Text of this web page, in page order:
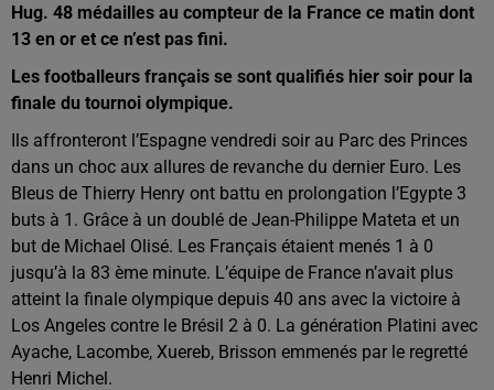
Hug. 48 médailles au compteur de la France ce matin dont
13 en or et ce n’est pas fini.
Les footballeurs français se sont qualifiés hier soir pour la
finale du tournoi olympique.
Ils affronteront l’Espagne vendredi soir au Parc des Princes
dans un choc aux allures de revanche du dernier Euro. Les
Bleus de Thierry Henry ont battu en prolongation l’Egypte 3
buts à 1. Grâce à un doublé de Jean-Philippe Mateta et un
but de Michael Olisé. Les Français étaient menés 1 à 0
jusqu’à la 83 ème minute. L’équipe de France n’avait plus
atteint la finale olympique depuis 40 ans avec la victoire à
Los Angeles contre le Brésil 2 à 0. La génération Platini avec
Ayache, Lacombe, Xuereb, Brisson emmenés par le regretté
Henri Michel.